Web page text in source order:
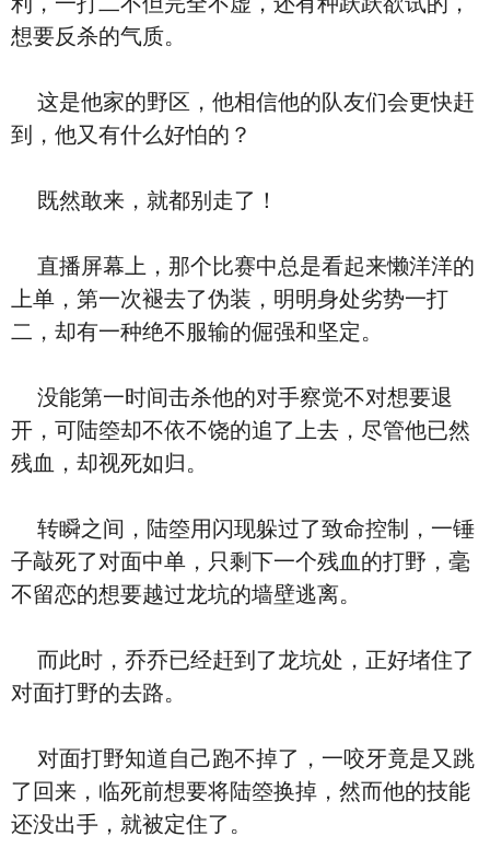
想要反杀的气质。
这是他家的野区，他相信他的队友们会更快赶
到，他又有什么好怕的？
既然敢来，就都别走了！
直播屏幕上，那个比赛中总是看起来懒洋洋的
上单，第一次褪去了伪装，明明身处劣势一打
二，却有一种绝不服输的倔强和坚定。
没能第一时间击杀他的对手察觉不对想要退
开，可陆箜却不依不饶的追了上去，尽管他已然
残血，却视死如归。
转瞬之间，陆箜用闪现躲过了致命控制，一锤
子敲死了对面中单，只剩下一个残血的打野，毫
不留恋的想要越过龙坑的墙壁逃离。
而此时，乔乔已经赶到了龙坑处，正好堵住了
对面打野的去路。
对面打野知道自己跑不掉了，一咬牙竟是又跳
了回来，临死前想要将陆箜换掉，然而他的技能
还没出手，就被定住了。